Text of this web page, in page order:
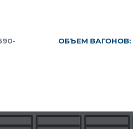
ОБЪЕМ ВАГОНОВ: